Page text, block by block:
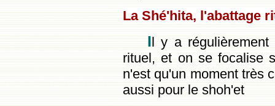
La Shé'hita, l'abattage
Il y a régulièrement
rituel, et on se focalise
n'est qu'un moment très
aussi pour le shoh'et